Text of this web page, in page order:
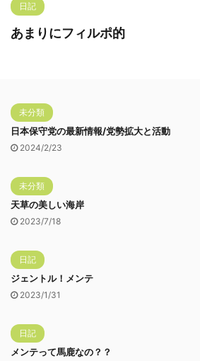
日記
あまりにフィルポ的
未分類
日本保守党の最新情報/党勢拡大と活動
2024/2/23
未分類
天草の美しい海岸
2023/7/18
日記
ジェントル！メンテ
2023/1/31
日記
メンテって馬鹿なの？？